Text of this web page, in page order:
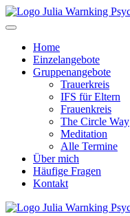
Zum
Inhalt
Home
Einzelangebote
Gruppenangebote
Trauerkreis
IFS für Eltern
Frauenkreis
The Circle Way
Meditation
Alle Termine
Über mich
Häufige Fragen
Kontakt